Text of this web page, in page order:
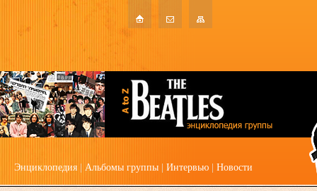
Энциклопедия Альбомы группы Интервью Новости